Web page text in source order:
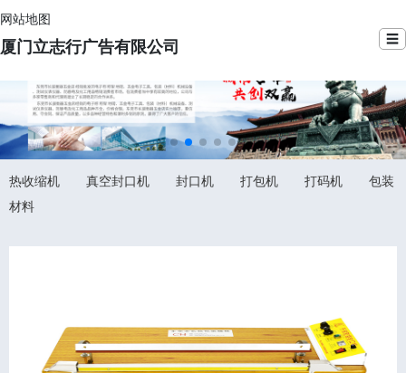
网站地图
厦门立志行广告有限公司 ☰
热收缩机 真空封口机 封口机 打包机 打码机
包装
材料